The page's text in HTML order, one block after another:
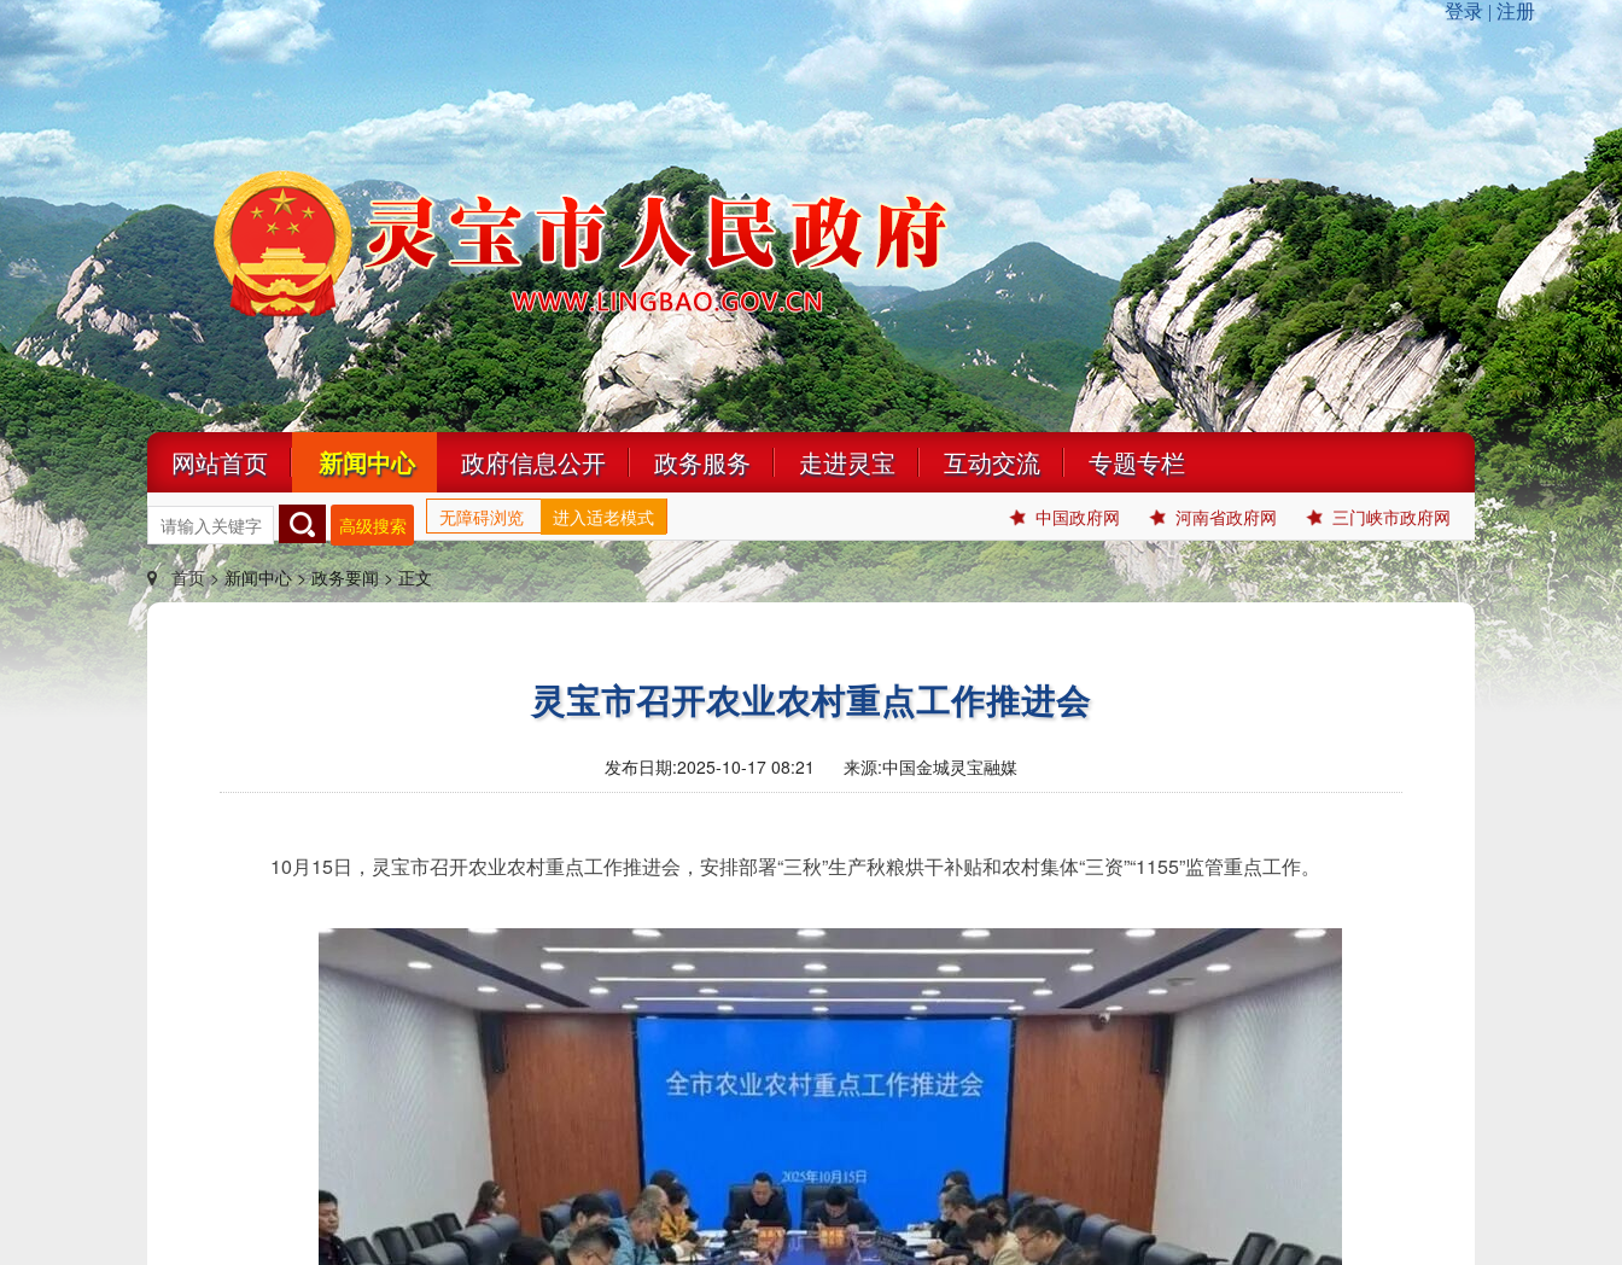
网站首页 新闻中心 政府信息公开 政务服务 走进灵宝 互动交流 专题专栏
高级搜索 无障碍浏览 进入适老模式 中国政府网 河南省政府网 三门峡市政府网
首页 >新闻中心 >政务要闻 >正文
灵宝市召开农业农村重点工作推进会
发布日期:2025-10-17 08:21 来源:中国金城灵宝融媒
10月15日，灵宝市召开农业农村重点工作推进会，安排部署“三秋”生产秋粮烘干补贴和农村集体“三资”“1155”监管重点工作。